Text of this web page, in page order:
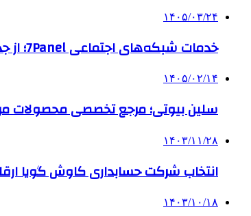
۱۴۰۵/۰۳/۲۴
خدمات شبکه‌های اجتماعی 7Panel؛ از جذب مخاطب تا افزایش درآمد
۱۴۰۵/۰۲/۱۴
سلین بیوتی؛ مرجع تخصصی محصولات
۱۴۰۳/۱۱/۲۸
انتخاب شرکت حسابداری کاوش گویا
۱۴۰۳/۱۰/۱۸